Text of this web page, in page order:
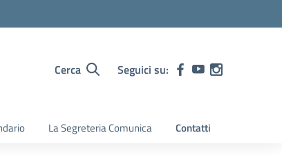
Cerca Seguici su:
La Segreteria Comunica Contatti